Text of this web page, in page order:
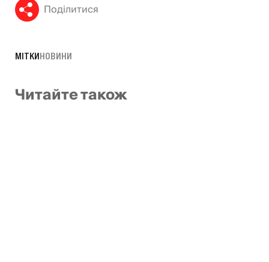
Поділитися
МІТКИНОВИНИ
Читайте також